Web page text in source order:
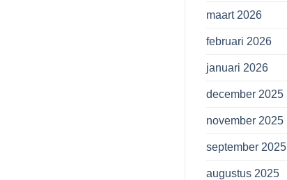
maart 2026
februari 2026
januari 2026
december 2025
november 2025
september 2025
augustus 2025